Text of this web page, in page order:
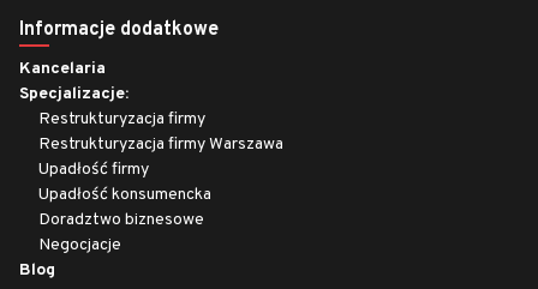
Informacje dodatkowe
Kancelaria
Specjalizacje:
Restrukturyzacja firmy
Restrukturyzacja firmy Warszawa
Upadłość firmy
Upadłość konsumencka
Doradztwo biznesowe
Negocjacje
Blog